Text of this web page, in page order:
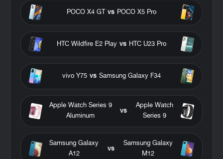
POCO X5 Pro
vs
POCO X4 GT
HTC U23 Pro
vs
HTC Wildfire E2 Play
Samsung Galaxy F34
vs
vivo Y75
Apple Watch
Series 9
vs
Apple Watch Series 9
Aluminum
Samsung Galaxy
M12
vs
Samsung Galaxy
A12